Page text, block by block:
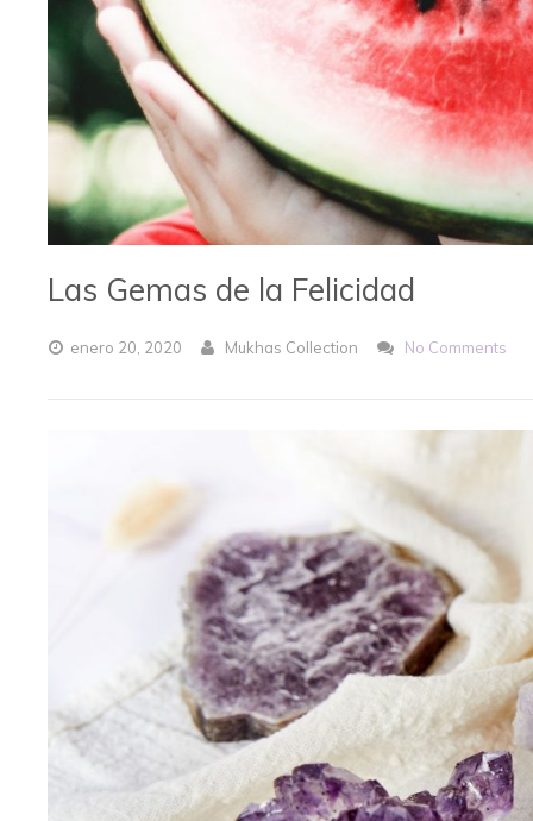
Las Gemas de la Felicidad
enero 20, 2020 Mukhas Collection No Comments